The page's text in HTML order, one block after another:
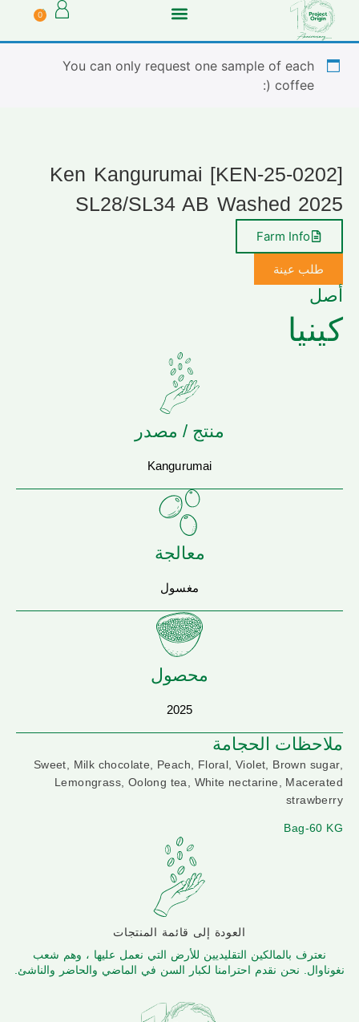
0
You can only request one sample of each
coffee (:
[KEN-25-0202] Ken Kangurumai
SL28/SL34 AB Washed 2025
Farm Info
طلب عينة
أصل
كينيا
منتج / مصدر
Kangurumai
معالجة
مغسول
محصول
2025
ملاحظات الحجامة
Sweet, Milk chocolate, Peach, Floral, Violet, Brown sugar,
Lemongrass, Oolong tea, White nectarine, Macerated
strawberry
Bag-60 KG
العودة إلى قائمة المنتجات
نعترف بالمالكين التقليديين للأرض التي نعمل عليها ، وهم شعب
نغوناوال. نحن نقدم احترامنا لكبار السن في الماضي والحاضر والناشئ.